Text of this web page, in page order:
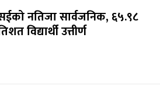
नतिजा सार्वजनिक, ६५.९८
विद्यार्थी उत्तीर्ण